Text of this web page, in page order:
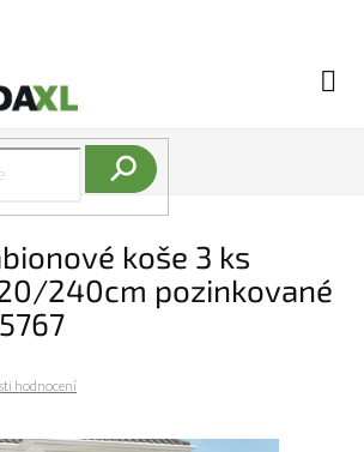
koše 3 ks
240cm pozinkované
je 0,0 z 5 hvězdiček.
hodnocení